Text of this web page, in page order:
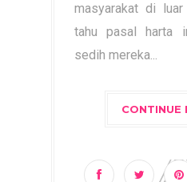
masyarakat di
tahu pasal harta
sedih mereka...
CONTINUE